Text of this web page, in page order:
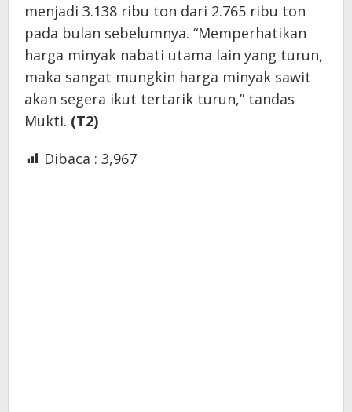
menjadi 3.138 ribu ton dari 2.765 ribu ton
pada bulan sebelumnya. “Memperhatikan
harga minyak nabati utama lain yang turun,
maka sangat mungkin harga minyak sawit
akan segera ikut tertarik turun,” tandas
Mukti. (T2)
Dibaca : 3,967